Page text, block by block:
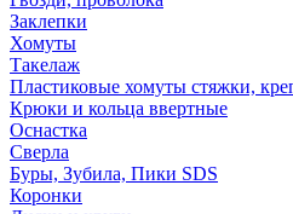
Заклепки
Хомуты
Такелаж
Пластиковые хомуты стяжки,
Крюки и кольца ввертные
Оснастка
Сверла
Буры, Зубила, Пики SDS
Коронки